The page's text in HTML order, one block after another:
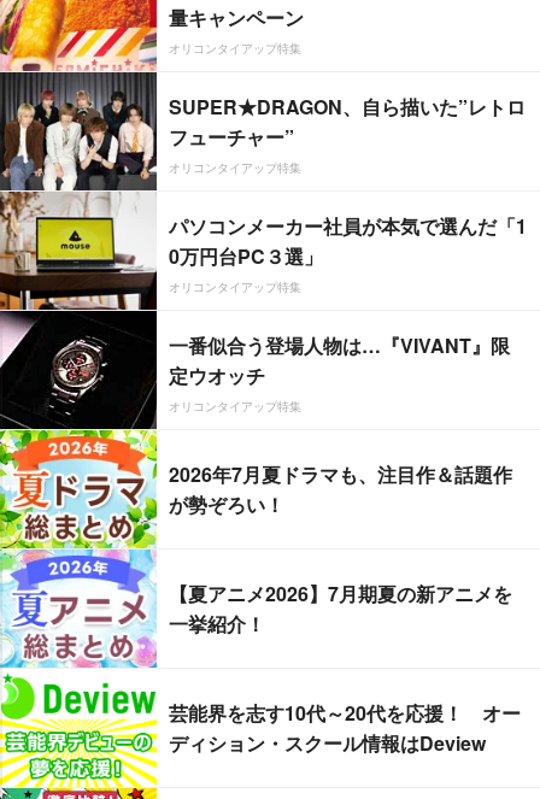
量キャンペーン
オリコンタイアップ特集
SUPER★DRAGON、自ら描いた”レトロ
フューチャー”
オリコンタイアップ特集
パソコンメーカー社員が本気で選んだ「1
0万円台PC３選」
オリコンタイアップ特集
一番似合う登場人物は…『VIVANT』限
定ウオッチ
オリコンタイアップ特集
2026年7月夏ドラマも、注目作＆話題作
が勢ぞろい！
【夏アニメ2026】7月期夏の新アニメを
一挙紹介！
芸能界を志す10代～20代を応援！ オー
ディション・スクール情報はDeview